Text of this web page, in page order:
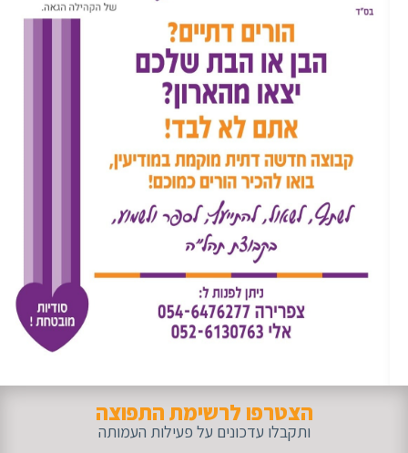
הצטרפו לרשימת התפוצה
ותקבלו עדכונים על פעילות העמותה